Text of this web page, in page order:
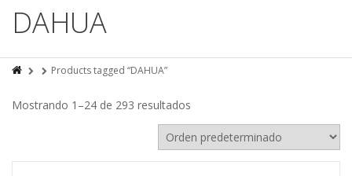
DAHUA
Products tagged “DAHUA”
Mostrando 1–24 de 293 resultados